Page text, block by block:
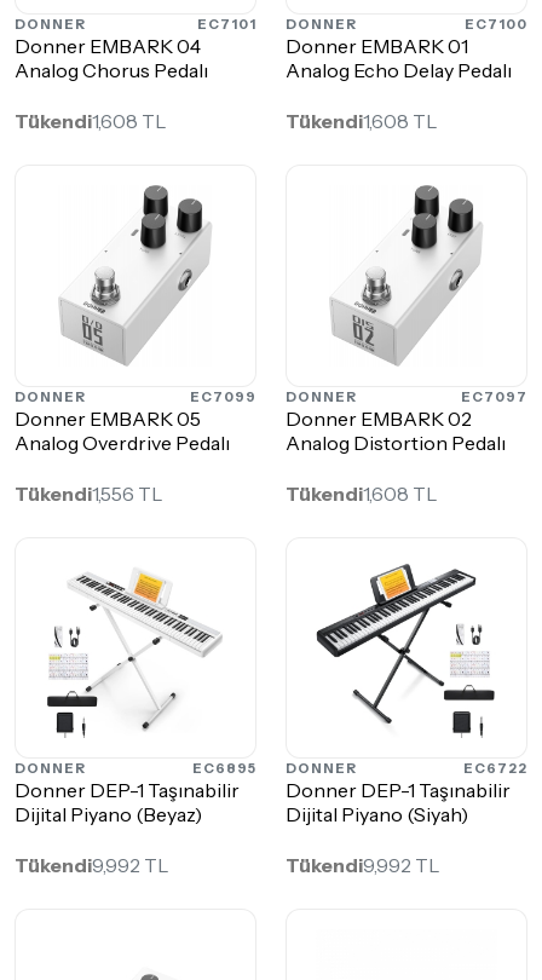
DONNER EC7101
Donner EMBARK 04
Analog Chorus Pedalı
Tükendi1,608 TL
DONNER EC7100
Donner EMBARK 01
Analog Echo Delay Pedalı
Tükendi1,608 TL
DONNER EC7099
Donner EMBARK 05
Analog Overdrive Pedalı
Tükendi1,556 TL
DONNER EC7097
Donner EMBARK 02
Analog Distortion Pedalı
Tükendi1,608 TL
DONNER EC6895
Donner DEP-1 Taşınabilir
Dijital Piyano (Beyaz)
Tükendi9,992 TL
DONNER EC6722
Donner DEP-1 Taşınabilir
Dijital Piyano (Siyah)
Tükendi9,992 TL